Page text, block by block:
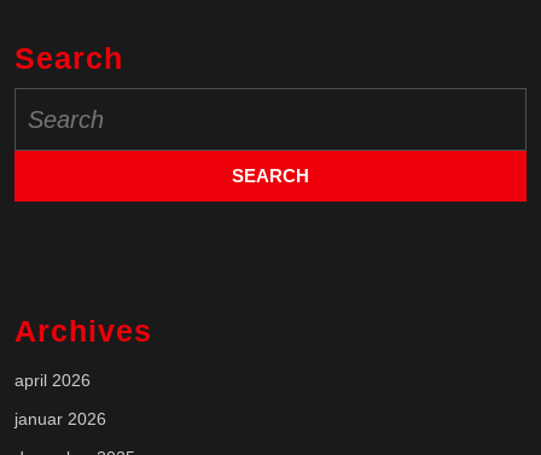
Search
for:
Archives
april 2026
januar 2026